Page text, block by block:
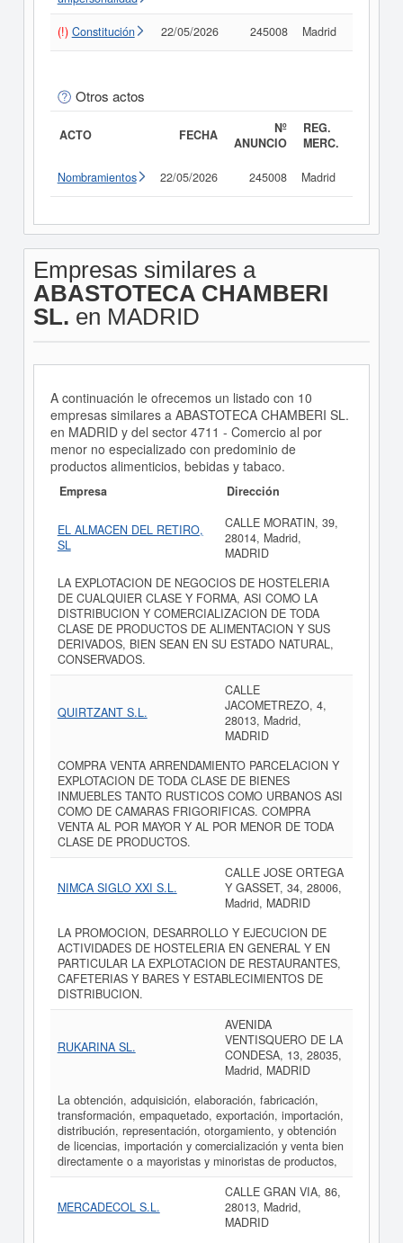
(!) Constitución 22/05/2026 245008 Madrid
Otros actos
ACTO FECHA
Nº
ANUNCIO
REG.
MERC.
Nombramientos 22/05/2026 245008 Madrid
Empresas similares a
ABASTOTECA CHAMBERI
SL. en MADRID
A continuación le ofrecemos un listado con 10
empresas similares a ABASTOTECA CHAMBERI SL.
en MADRID y del sector 4711 - Comercio al por
menor no especializado con predominio de
productos alimenticios, bebidas y tabaco.
Empresa Dirección
EL ALMACEN DEL RETIRO,
SL
CALLE MORATIN, 39,
28014, Madrid,
MADRID
LA EXPLOTACION DE NEGOCIOS DE HOSTELERIA
DE CUALQUIER CLASE Y FORMA, ASI COMO LA
DISTRIBUCION Y COMERCIALIZACION DE TODA
CLASE DE PRODUCTOS DE ALIMENTACION Y SUS
DERIVADOS, BIEN SEAN EN SU ESTADO NATURAL,
CONSERVADOS.
QUIRTZANT S.L.
CALLE
JACOMETREZO, 4,
28013, Madrid,
MADRID
COMPRA VENTA ARRENDAMIENTO PARCELACION Y
EXPLOTACION DE TODA CLASE DE BIENES
INMUEBLES TANTO RUSTICOS COMO URBANOS ASI
COMO DE CAMARAS FRIGORIFICAS. COMPRA
VENTA AL POR MAYOR Y AL POR MENOR DE TODA
CLASE DE PRODUCTOS.
NIMCA SIGLO XXI S.L.
CALLE JOSE ORTEGA
Y GASSET, 34, 28006,
Madrid, MADRID
LA PROMOCION, DESARROLLO Y EJECUCION DE
ACTIVIDADES DE HOSTELERIA EN GENERAL Y EN
PARTICULAR LA EXPLOTACION DE RESTAURANTES,
CAFETERIAS Y BARES Y ESTABLECIMIENTOS DE
DISTRIBUCION.
RUKARINA SL.
AVENIDA
VENTISQUERO DE LA
CONDESA, 13, 28035,
Madrid, MADRID
La obtención, adquisición, elaboración, fabricación,
transformación, empaquetado, exportación, importación,
distribución, representación, otorgamiento, y obtención
de licencias, importación y comercialización y venta bien
directamente o a mayoristas y minoristas de productos,
MERCADECOL S.L.
CALLE GRAN VIA, 86,
28013, Madrid,
MADRID